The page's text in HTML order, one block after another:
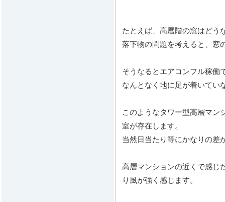
たとえば、高層階の窓はどう
落下物の問題を考えると、窓
そうなるとエアコンフル稼働
なんとなく地に足が着いてい
このようなタワー型高層マン
室が存在します。
当然日当たり等にかなりの差
高層マンションの近くで感じ
り風が強く感じます。